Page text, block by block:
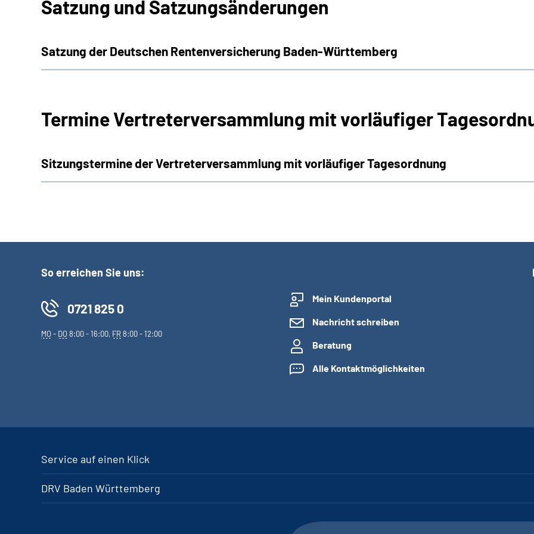
Satzung und Satzungsänderungen
Satzung der Deutschen Rentenversicherung Baden-Württemberg
Termine Vertreterversammlung mit vorläufiger
Sitzungstermine der Vertreterversammlung mit vorläufiger Tagesordnung
So erreichen Sie uns:
0721 825 0
MO- DO8:00 - 16:00, FR8:00 - 12:00
Mein Kundenportal
Nachricht schreiben
Beratung
Alle Kontaktmöglichkeiten
Service auf einen Klick
DRV Baden Württemberg